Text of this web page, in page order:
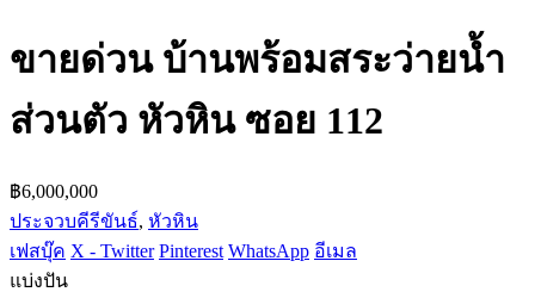
ขายด่วน บ้านพร้อมสระว่ายน้ำ
ส่วนตัว หัวหิน ซอย 112
฿6,000,000
ประจวบคีรีขันธ์, หัวหิน
เฟสบุ๊ค X - Twitter Pinterest WhatsApp อีเมล
แบ่งปัน